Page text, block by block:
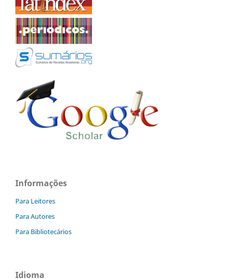
Informações
Para Leitores
Para Autores
Para Bibliotecários
Idioma